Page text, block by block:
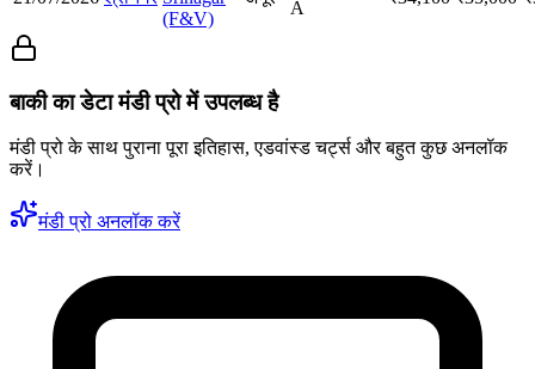
(F&V)
A
बाकी का डेटा मंडी प्रो में उपलब्ध है
मंडी प्रो के साथ पुराना पूरा इतिहास, एडवांस्ड चर्ट्स और बहुत कुछ अनलॉक
करें।
मंडी प्रो अनलॉक करें